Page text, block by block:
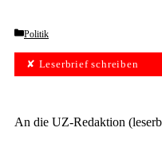
Categories
Politik
✘ Leserbrief schreiben
An die UZ-Redaktion